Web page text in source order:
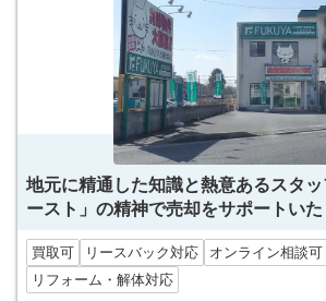
地元に精通した知識と熱意あるスタ
ースト」の精神で売却をサポートいた
買取可 リースバック対応 オンライン相談可
リフォーム・解体対応